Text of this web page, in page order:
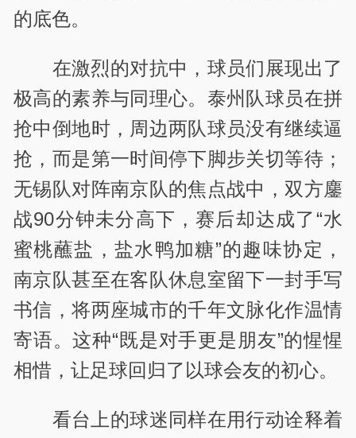
的底色。
在激烈的对抗中，球员们展现出了
极高的素养与同理心。泰州队球员在拼
抢中倒地时，周边两队球员没有继续逼
抢，而是第一时间停下脚步关切等待；
无锡队对阵南京队的焦点战中，双方鏖
战90分钟未分高下，赛后却达成了“水
蜜桃蘸盐，盐水鸭加糖”的趣味协定，
南京队甚至在客队休息室留下一封手写
书信，将两座城市的千年文脉化作温情
寄语。这种“既是对手更是朋友”的惺惺
相惜，让足球回归了以球会友的初心。
看台上的球迷同样在用行动诠释着